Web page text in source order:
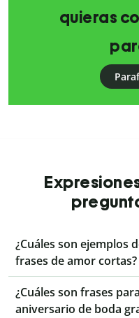
quieras
¿Cuáles son ejemplos
frases de amor cortas?
¿Cuáles son frases
aniversario de boda